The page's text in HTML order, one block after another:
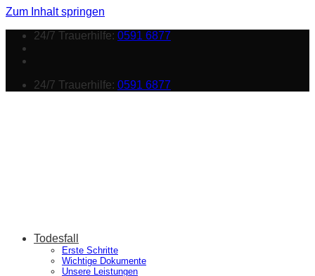
Zum Inhalt springen
24/7 Trauerhilfe: 0591 6877
24/7 Trauerhilfe: 0591 6877
Todesfall
Erste Schritte
Wichtige Dokumente
Unsere Leistungen